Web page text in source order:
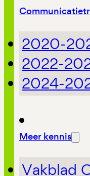
2020-
2022-
2024-
Meer kennis
Vakblad